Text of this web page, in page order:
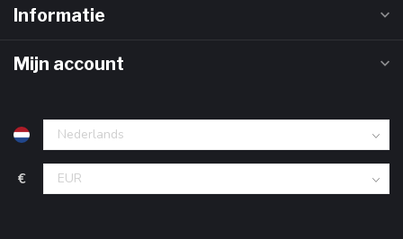
Informatie
Mijn account
€